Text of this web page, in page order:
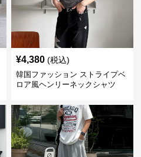
¥4,380 (税込)
韓国ファッション ストライプベ
ロア風ヘンリーネックシャツ